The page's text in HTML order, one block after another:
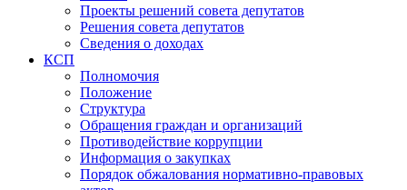
Проекты решений совета депутатов
Решения совета депутатов
Сведения о доходах
КСП
Полномочия
Положение
Структура
Обращения граждан и организаций
Противодействие коррупции
Информация о закупках
Порядок обжалования нормативно-правовых